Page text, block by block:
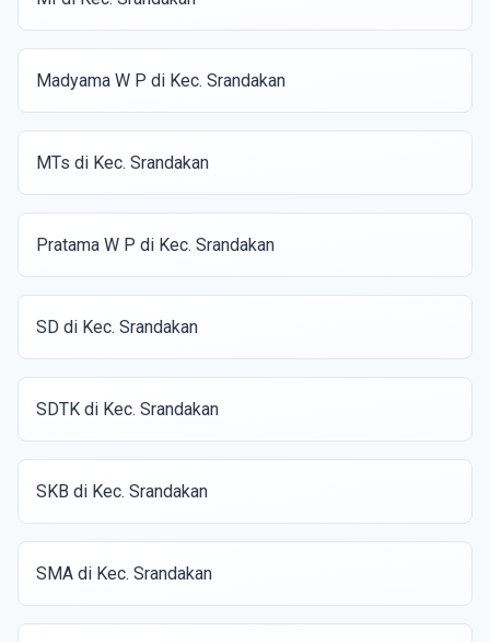
Madyama W P di Kec. Srandakan
MTs di Kec. Srandakan
Pratama W P di Kec. Srandakan
SD di Kec. Srandakan
SDTK di Kec. Srandakan
SKB di Kec. Srandakan
SMA di Kec. Srandakan